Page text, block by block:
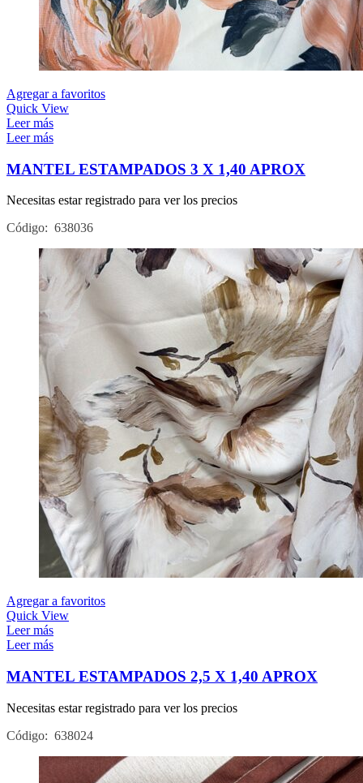
Agregar a favoritos
Quick View
Leer más
Leer más
MANTEL ESTAMPADOS 3 X 1,40 APROX
Necesitas estar registrado para ver los precios
Código: 638036
Agregar a favoritos
Quick View
Leer más
Leer más
MANTEL ESTAMPADOS 2,5 X 1,40 APROX
Necesitas estar registrado para ver los precios
Código: 638024